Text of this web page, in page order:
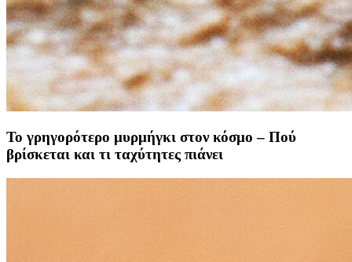
Το γρηγορότερο μυρμήγκι στον κόσμο – Πού
βρίσκεται και τι ταχύτητες πιάνει